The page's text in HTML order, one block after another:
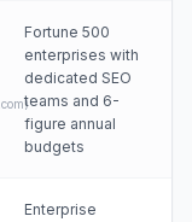
)
Fortune 500
enterprises with
dedicated SEO
teams and 6-
figure annual
budgets
Enterprise